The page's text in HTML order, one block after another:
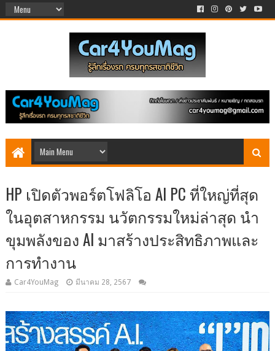
HP เปิดตัวพอร์ตโฟลิโอ AI PC ที่ใหญ่ที่สุด
ในอุตสาหกรรม นวัตกรรมใหม่ล่าสุด นำ
ขุมพลังของ AI มาสร้างประสิทธิภาพและ
การทำงาน
Car4YouMag มีนาคม 28, 2567